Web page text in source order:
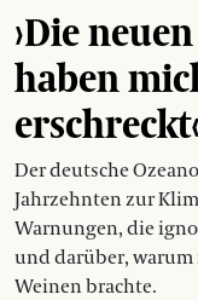
›Die
haben
erschreckt‹
Der deutsche
Jahrzehnten zur
Warnungen, die
und darüber,
Weinen brachte.